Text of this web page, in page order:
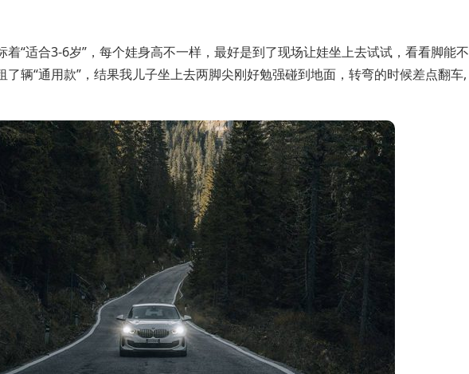
“适合3-6岁”，每个娃身高不一样，最好是到了现场让娃坐上去试试，看看脚能不
辆“通用款”，结果我儿子坐上去两脚尖刚好勉强碰到地面，转弯的时候差点翻车,